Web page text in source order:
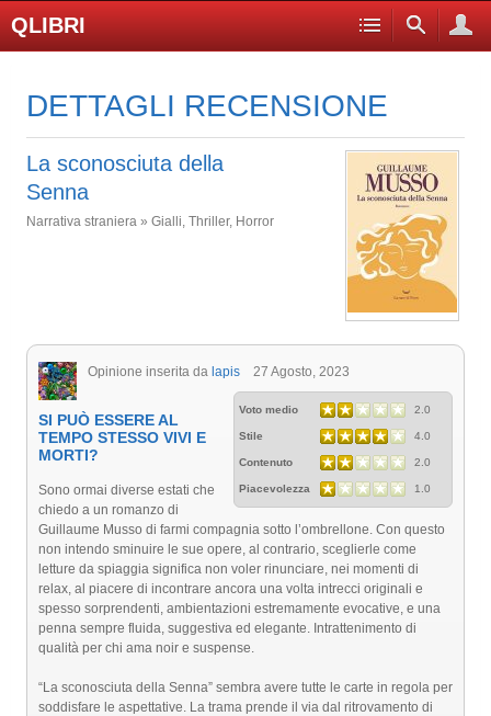
QLIBRI
DETTAGLI RECENSIONE
La sconosciuta della
Senna
Narrativa straniera » Gialli, Thriller, Horror
Opinione inserita da lapis 27 Agosto, 2023
Voto medio 2.0
Stile 4.0
Contenuto 2.0
Piacevolezza 1.0
SI PUÒ ESSERE AL
TEMPO STESSO VIVI E
MORTI?
Sono ormai diverse estati che
chiedo a un romanzo di
Guillaume Musso di farmi compagnia sotto l’ombrellone. Con questo
non intendo sminuire le sue opere, al contrario, sceglierle come
letture da spiaggia significa non voler rinunciare, nei momenti di
relax, al piacere di incontrare ancora una volta intrecci originali e
spesso sorprendenti, ambientazioni estremamente evocative, e una
penna sempre fluida, suggestiva ed elegante. Intrattenimento di
qualità per chi ama noir e suspense.
“La sconosciuta della Senna” sembra avere tutte le carte in regola per
soddisfare le aspettative. La trama prende il via dal ritrovamento di